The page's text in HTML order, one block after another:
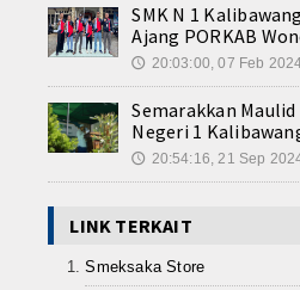
SMK N 1
Ajang PORKAB
🕔 20:03:00, 07 Feb
Semarakkan Maulid
Negeri 1
🕔 20:54:16, 21 Sep
LINK TERKAIT
Smeksaka Store